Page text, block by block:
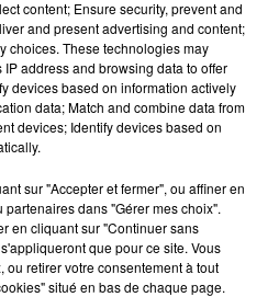
43 sec
du 17/11/2021
à 09h, retrouvez Evan, Sandro,
sur Urban hit. Au
chrono, le sondage du
vous...
content; Ensure security, prevent and
and present advertising and content;
choices. These technologies may
address and browsing data to offer
devices based on information actively
data; Match and combine data from
devices; Identify devices based on
sur "Accepter et fermer", ou affiner en
dans "Gérer mes choix".
en cliquant sur "Continuer sans
que pour ce site. Vous
ou retirer votre consentement à tout
situé en bas de chaque page.